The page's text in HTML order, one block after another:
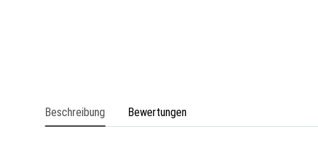
Beschreibung Bewertungen